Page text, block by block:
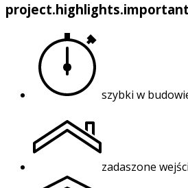
szybki w
zadaszone